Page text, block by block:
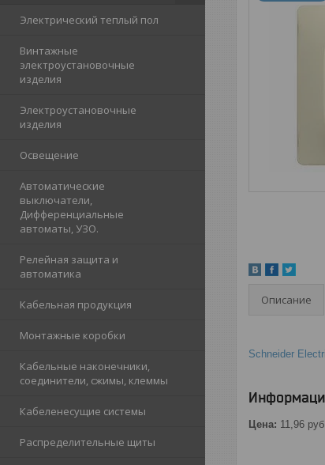
Электрический теплый пол
Винтажные
электроустановочные
изделия
Электроустановочные
изделия
Освещение
Автоматические
выключатели,
Дифференциальные
автоматы, УЗО.
Релейная защита и
автоматика
Кабельная продукция
Монтажные коробки
Кабельные наконечники,
соединители, сжимы, клеммы
Кабеленесущие системы
Распределительные щиты
Описание
Schneider
Цена: 11,96